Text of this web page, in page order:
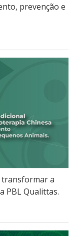
prevenção e
transformar a
PBL Qualittas.